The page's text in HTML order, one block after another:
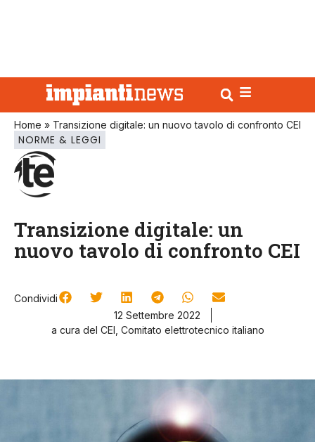
Home » Transizione digitale: un nuovo tavolo di confronto CEI
NORME & LEGGI
Transizione digitale: un
nuovo tavolo di confronto CEI
Condividi
12 Settembre 2022
a cura del CEI, Comitato elettrotecnico italiano